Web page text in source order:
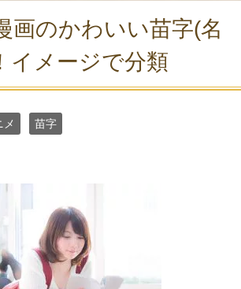
画のかわいい苗字(名
イメージで分類
メ 苗字